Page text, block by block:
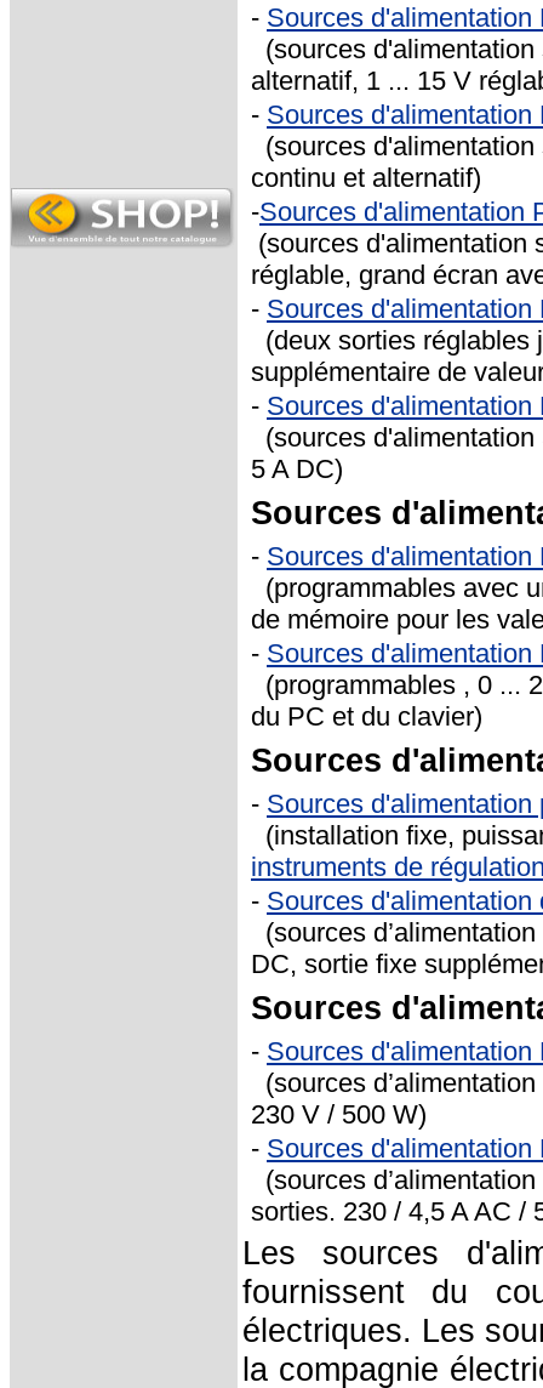
- Sources d'alimentation
(sources
alternatif, 1 ... 15 V
- Sources d'alimentation
(sources
continu et alternatif)
-Sources d'alimentation
(sources d'alimentation
réglable, grand écran
- Sources d'alimentation
(deux sorties réglables
supplémentaire de
- Sources d'alimentation
(sources
5 A DC)
Sources
- Sources d'alimentation
(programmables avec
de mémoire pour les
- Sources d'alimentation
(programmables , 0 ...
du PC et du clavier)
Sources
- Sources
(installation fixe,
instruments de
- Sources d'alimentation
(sources
DC, sortie fixe
Sources
- Sources d'alimentation
(sources
230 V / 500 W)
- Sources d'alimentation
(sources
sorties. 230 / 4,5 A AC /
Les sources
fournissent du
électriques. Les
la compagnie